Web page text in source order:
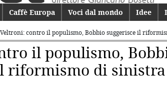
Caffè Europa Voci dal mondo Idee
Veltroni: contro il populismo, Bobbio suggerisce il
il populismo,
riformismo di sinistra